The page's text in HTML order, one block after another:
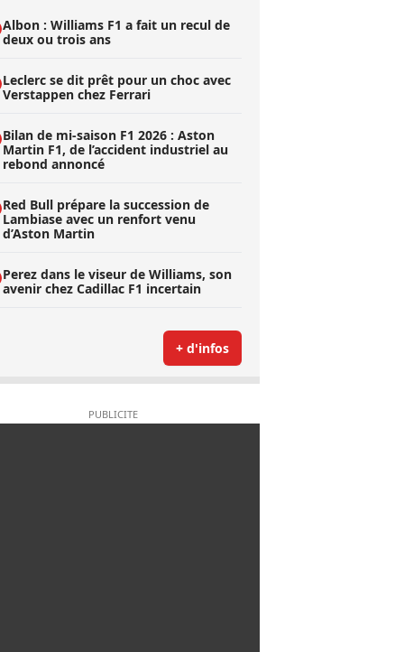
Albon : Williams F1 a fait un recul de
deux ou trois ans
Leclerc se dit prêt pour un choc avec
Verstappen chez Ferrari
Bilan de mi-saison F1 2026 : Aston
Martin F1, de l’accident industriel au
rebond annoncé
Red Bull prépare la succession de
Lambiase avec un renfort venu
d’Aston Martin
Perez dans le viseur de Williams, son
avenir chez Cadillac F1 incertain
+ d'infos